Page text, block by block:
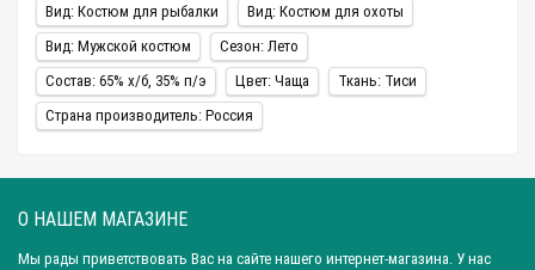
Вид: Костюм для рыбалки
Вид: Костюм для охоты
Вид: Мужской костюм
Сезон: Лето
Состав: 65% х/б, 35% п/э
Цвет: Чаща
Ткань: Тиси
Страна производитель: Россия
О НАШЕМ МАГАЗИНЕ
Мы рады приветствовать Вас на сайте нашего интернет-магазина. У нас